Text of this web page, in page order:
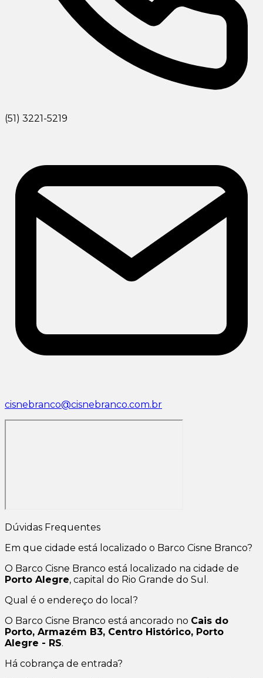
(51) 3221-5219
cisnebranco@cisnebranco.com.br
Dúvidas Frequentes
Em que cidade está localizado o Barco Cisne Branco?
O Barco Cisne Branco está localizado na cidade de
Porto Alegre, capital do Rio Grande do Sul.
Qual é o endereço do local?
O Barco Cisne Branco está ancorado no Cais do
Porto, Armazém B3, Centro Histórico, Porto
Alegre - RS.
Há cobrança de entrada?